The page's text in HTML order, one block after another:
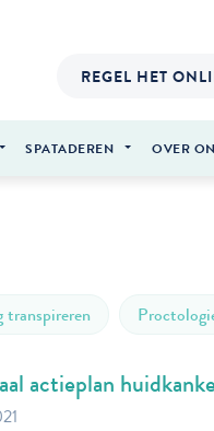
REGEL HET
SPATADEREN OVER
transpireren
actieplan